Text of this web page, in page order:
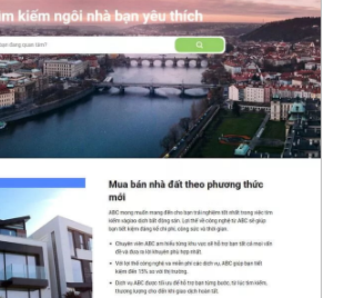
4667
CHI TIẾT